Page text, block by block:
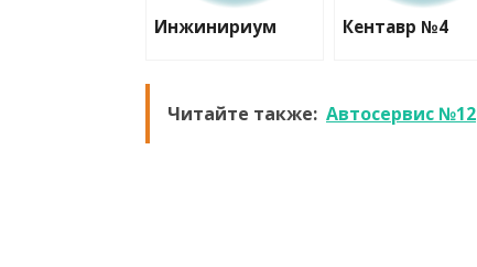
Инжинириум Кентавр №4
Читайте также: Автосервис №12